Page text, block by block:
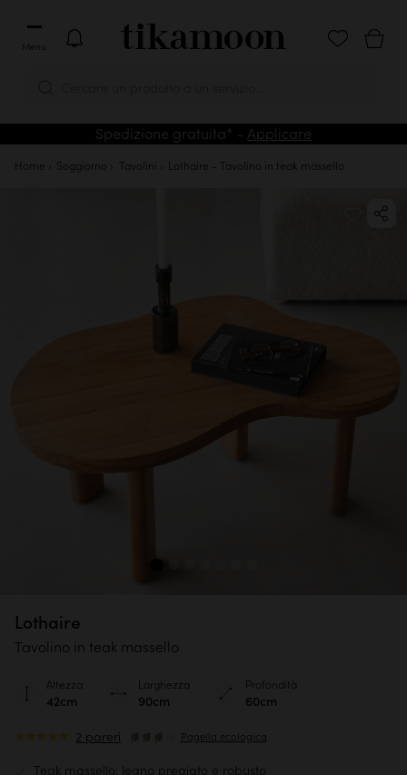
Menu
Spedizione gratuita* - Applicare
Home Soggiorno Tavolini Lothaire - Tavolino in teak massello
Lothaire
Tavolino in teak massello
2 pareri Pagella ecologica
Teak massello: legno pregiato e robusto
Altezza
42cm
Larghezza
90cm
Profondità
60cm